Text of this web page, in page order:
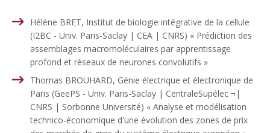
Hélène BRET, Institut de biologie intégrative de la cellule
(I2BC - Univ. Paris-Saclay | CEA | CNRS) « Prédiction des
assemblages macromoléculaires par apprentissage
profond et réseaux de neurones convolutifs »
Thomas BROUHARD, Génie électrique et électronique de
Paris (GeePS - Univ. Paris-Saclay | CentraleSupélec ¬|
CNRS | Sorbonne Université) « Analyse et modélisation
technico-économique d'une évolution des zones de prix